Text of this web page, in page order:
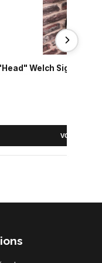
Welch Signature
VOIR LE